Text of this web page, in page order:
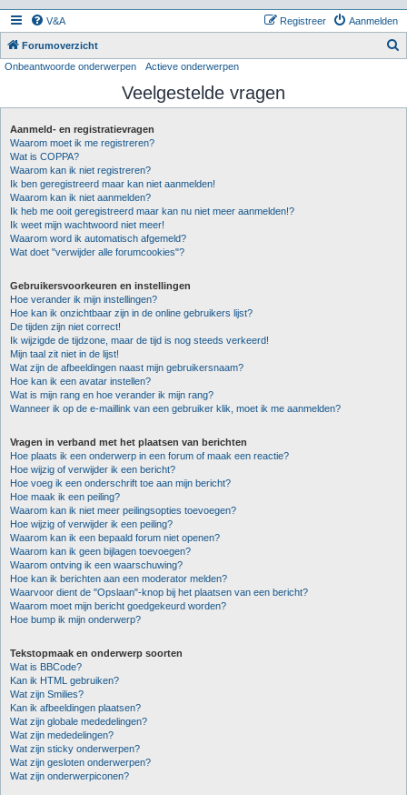
V&A Aanmelden
Registreer
Forumoverzicht
k
Onbeantwoorde onderwerpen Actieve onderwerpen
Veelgestelde vragen
Aanmeld- en registratievragen
Waarom moet ik me registreren?
Wat is COPPA?
Waarom kan ik niet registreren?
Ik ben geregistreerd maar kan niet aanmelden!
Waarom kan ik niet aanmelden?
Ik heb me ooit geregistreerd maar kan nu niet meer aanmelden!?
Ik weet mijn wachtwoord niet meer!
Waarom word ik automatisch afgemeld?
Wat doet "verwijder alle forumcookies"?
Gebruikersvoorkeuren en instellingen
Hoe verander ik mijn instellingen?
Hoe kan ik onzichtbaar zijn in de online gebruikers lijst?
De tijden zijn niet correct!
Ik wijzigde de tijdzone, maar de tijd is nog steeds verkeerd!
Mijn taal zit niet in de lijst!
Wat zijn de afbeeldingen naast mijn gebruikersnaam?
Hoe kan ik een avatar instellen?
Wat is mijn rang en hoe verander ik mijn rang?
Wanneer ik op de e-maillink van een gebruiker klik, moet ik me aanmelden?
Vragen in verband met het plaatsen van berichten
Hoe plaats ik een onderwerp in een forum of maak een reactie?
Hoe wijzig of verwijder ik een bericht?
Hoe voeg ik een onderschrift toe aan mijn bericht?
Hoe maak ik een peiling?
Waarom kan ik niet meer peilingsopties toevoegen?
Hoe wijzig of verwijder ik een peiling?
Waarom kan ik een bepaald forum niet openen?
Waarom kan ik geen bijlagen toevoegen?
Waarom ontving ik een waarschuwing?
Hoe kan ik berichten aan een moderator melden?
Waarvoor dient de "Opslaan"-knop bij het plaatsen van een bericht?
Waarom moet mijn bericht goedgekeurd worden?
Hoe bump ik mijn onderwerp?
Tekstopmaak en onderwerp soorten
Wat is BBCode?
Kan ik HTML gebruiken?
Wat zijn Smilies?
Kan ik afbeeldingen plaatsen?
Wat zijn globale mededelingen?
Wat zijn mededelingen?
Wat zijn sticky onderwerpen?
Wat zijn gesloten onderwerpen?
Wat zijn onderwerpiconen?